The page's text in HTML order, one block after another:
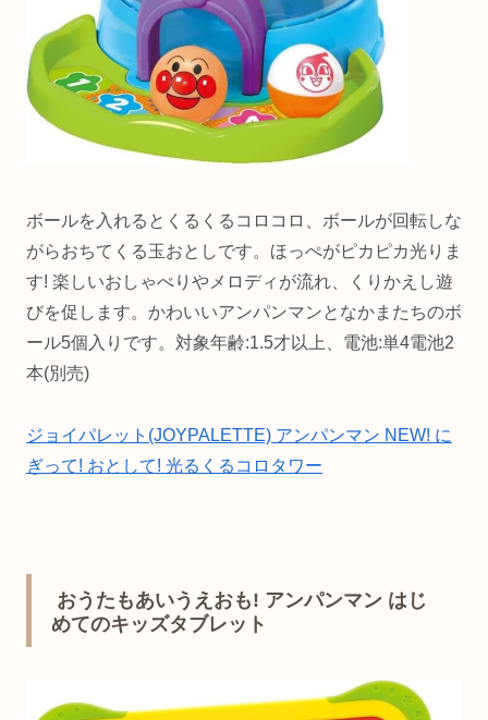
ボールを入れるとくるくるコロコロ、ボールが回転しな
がらおちてくる玉おとしです。 ほっぺがピカピカ光りま
す! 楽しいおしゃべりやメロディが流れ、くりかえし遊
びを促します。 かわいいアンパンマンとなかまたちのボ
ール5個入りです。 対象年齢:1.5才以上、 電池:単4電池2
本(別売)
ジョイパレット(JOYPALETTE) アンパンマン NEW! に
ぎって! おとして! 光るくるコロタワー
おうたもあいうえおも! アンパンマン はじ
めてのキッズタブレット